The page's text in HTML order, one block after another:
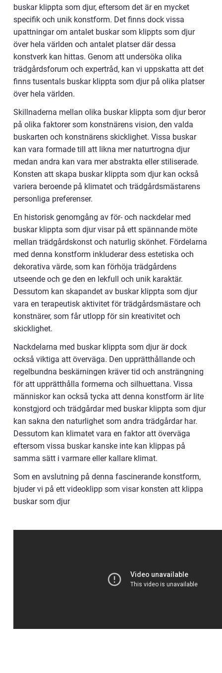
buskar klippta som djur, eftersom det är en mycket
specifik och unik konstform. Det finns dock vissa
upattningar om antalet buskar som klippts som djur
över hela världen och antalet platser där dessa
konstverk kan hittas. Genom att undersöka olika
trädgårdsforum och expertråd, kan vi uppskatta att det
finns tusentals buskar klippta som djur på olika platser
över hela världen.
Skillnaderna mellan olika buskar klippta som djur beror
på olika faktorer som konstnärens vision, den valda
buskarten och konstnärens skicklighet. Vissa buskar
kan vara formade till att likna mer naturtrogna djur
medan andra kan vara mer abstrakta eller stiliserade.
Konsten att skapa buskar klippta som djur kan också
variera beroende på klimatet och trädgårdsmästarens
personliga preferenser.
En historisk genomgång av för- och nackdelar med
buskar klippta som djur visar på ett spännande möte
mellan trädgårdskonst och naturlig skönhet. Fördelarna
med denna konstform inkluderar dess estetiska och
dekorativa värde, som kan förhöja trädgårdens
utseende och ge den en lekfull och unik karaktär.
Dessutom kan skapandet av buskar klippta som djur
vara en terapeutisk aktivitet för trädgårdsmästare och
konstnärer, som får utlopp för sin kreativitet och
skicklighet.
Nackdelarna med buskar klippta som djur är dock
också viktiga att överväga. Den upprätthållande och
regelbundna beskärningen kräver tid och ansträngning
för att upprätthålla formerna och silhuettana. Vissa
människor kan också tycka att denna konstform är lite
konstgjord och trädgårdar med buskar klippta som djur
kan sakna den naturlighet som andra trädgårdar har.
Dessutom kan klimatet vara en faktor att överväga
eftersom vissa buskar kanske inte kan klippas på
samma sätt i varmare eller kallare klimat.
Som en avslutning på denna fascinerande konstform,
bjuder vi på ett videoklipp som visar konsten att klippa
buskar som djur